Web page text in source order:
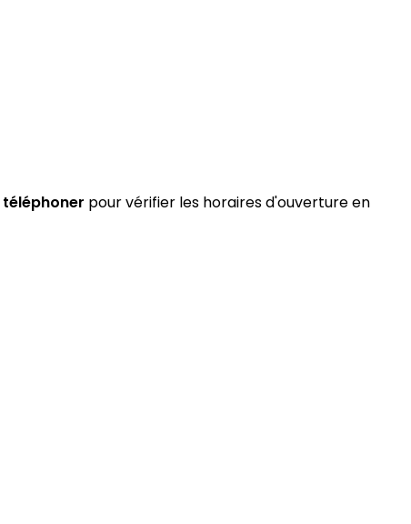
téléphoner pour vérifier les horaires d'ouverture en